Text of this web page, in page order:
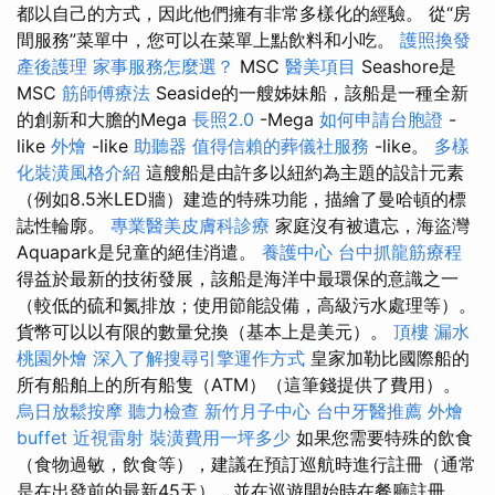
都以自己的方式，因此他們擁有非常多樣化的經驗。 從“房
間服務”菜單中，您可以在菜單上點飲料和小吃。 護照換發
產後護理 家事服務怎麼選？ MSC 醫美項目 Seashore是
MSC 筋師傅療法 Seaside的一艘姊妹船，該船是一種全新
的創新和大膽的Mega 長照2.0 -Mega 如何申請台胞證 -
like 外燴 -like 助聽器 值得信賴的葬儀社服務 -like。 多樣
化裝潢風格介紹 這艘船是由許多以紐約為主題的設計元素
（例如8.5米LED牆）建造的特殊功能，描繪了曼哈頓的標
誌性輪廓。 專業醫美皮膚科診療 家庭沒有被遺忘，海盜灣
Aquapark是兒童的絕佳消遣。 養護中心 台中抓龍筋療程
得益於最新的技術發展，該船是海洋中最環保的意識之一
（較低的硫和氮排放；使用節能設備，高級污水處理等）。
貨幣可以以有限的數量兌換（基本上是美元）。 頂樓 漏水
桃園外燴 深入了解搜尋引擎運作方式 皇家加勒比國際船的
所有船舶上的所有船隻（ATM）（這筆錢提供了費用）。
烏日放鬆按摩 聽力檢查 新竹月子中心 台中牙醫推薦 外燴
buffet 近視雷射 裝潢費用一坪多少 如果您需要特殊的飲食
（食物過敏，飲食等），建議在預訂巡航時進行註冊（通常
是在出發前的最新45天），並在巡遊開始時在餐廳註冊。